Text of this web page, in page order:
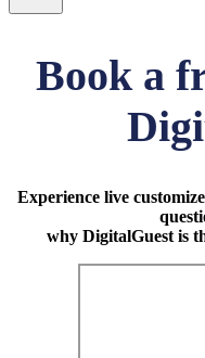
Book a
Experience live
why DigitalGuest is